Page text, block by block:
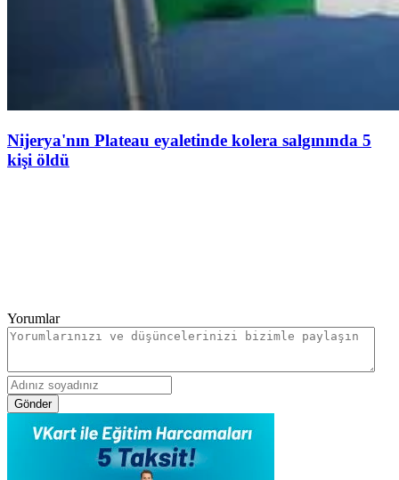
Nijerya'nın Plateau eyaletinde kolera salgınında 5
kişi öldü
Yorumlar
Gönder